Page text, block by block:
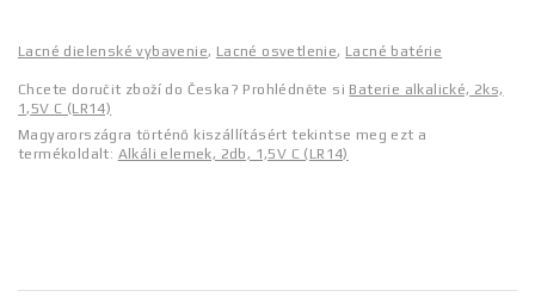
Lacné dielenské vybavenie, Lacné osvetlenie, Lacné batérie
Chcete doručit zboží do Česka? Prohlédněte si Baterie alkalické, 2ks,
1,5V C (LR14)
Magyarországra történő kiszállításért tekintse meg ezt a
termékoldalt: Alkáli elemek, 2db, 1,5V C (LR14)